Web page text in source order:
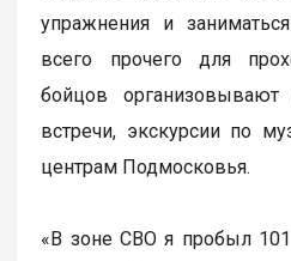
упражнения и
всего прочего для
бойцов организовывают
встречи, экскурсии по
центрам Подмосковья.
«В зоне СВО я пробыл